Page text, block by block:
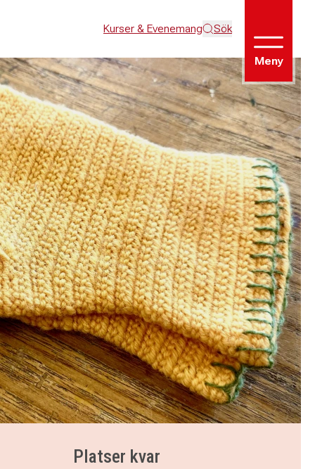
Kurser & Evenemang Sök
Meny
Platser kvar